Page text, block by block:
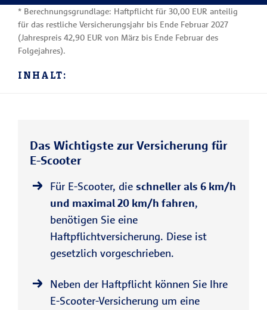
* Berechnungsgrundlage: Haftpflicht für 30,00 EUR anteilig
für das restliche Versicherungsjahr bis Ende Februar 2027
(Jahrespreis 42,90 EUR von März bis Ende Februar des
Folgejahres).
INHALT:
Das Wichtigste zur Versicherung für
E-Scooter
Für E-Scooter, die schneller als 6 km/h
und maximal 20 km/h fahren,
benötigen Sie eine
Haftpflichtversicherung. Diese ist
gesetzlich vorgeschrieben.
Neben der Haftpflicht können Sie Ihre
E-Scooter-Versicherung um eine